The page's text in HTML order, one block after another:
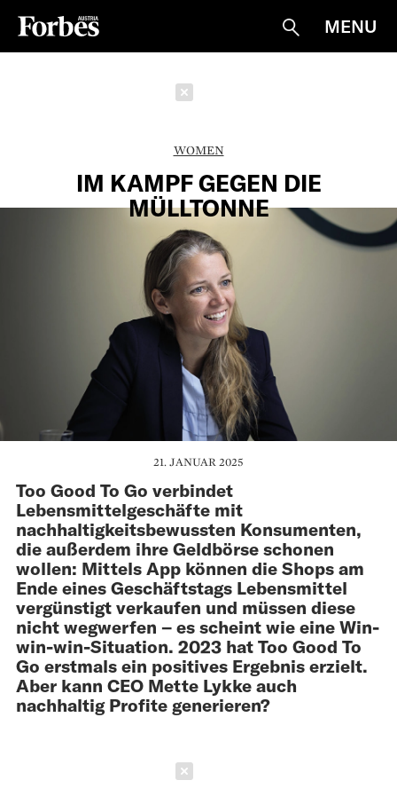
Suche
MENU
WOMEN
IM KAMPF GEGEN DIE
MÜLLTONNE
21. JANUAR 2025
Too Good To Go verbindet
Lebensmittelgeschäfte mit
nachhaltigkeitsbewussten Konsumenten,
die außerdem ihre Geldbörse schonen
wollen: Mittels App können die Shops am
Ende eines Geschäftstags Lebensmittel
vergünstigt verkaufen und müssen diese
nicht wegwerfen – es scheint wie eine Win-
win-win-Situation. 2023 hat Too Good To
Go erstmals ein positives Ergebnis erzielt.
Aber kann CEO Mette Lykke auch
nachhaltig Profite generieren?